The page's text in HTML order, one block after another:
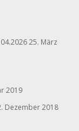
25. März
2019
Dezember 2018